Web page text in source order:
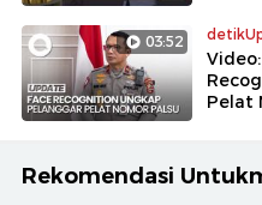
03:52
Pelat
Rekomendasi